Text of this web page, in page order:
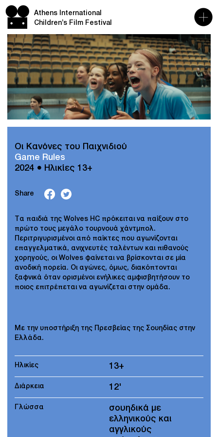
Athens International
Children’s Film Festival
Οι Κανόνες του Παιχνιδιού
Game Rules
2024 ● Ηλικίες 13+
Share
Τα παιδιά της Wolves HC πρόκειται να παίξουν στο
πρώτο τους μεγάλο τουρνουά χάντμπολ.
Περιτριγυρισμένοι από παίκτες που αγωνίζονται
επαγγελματικά, ανιχνευτές ταλέντων και πιθανούς
χορηγούς, οι Wolves φαίνεται να βρίσκονται σε μία
ανοδική πορεία. Οι αγώνες, όμως, διακόπτονται
ξαφνικά όταν ορισμένοι ενήλικες αμφισβητήσουν το
ποιος επιτρέπεται να αγωνίζεται στην ομάδα.
Με την υποστήριξη της Πρεσβείας της Σουηδίας στην
Ελλάδα.
Ηλικίες 13+
Διάρκεια 12'
Γλώσσα
σουηδικά με
ελληνικούς και
αγγλικούς